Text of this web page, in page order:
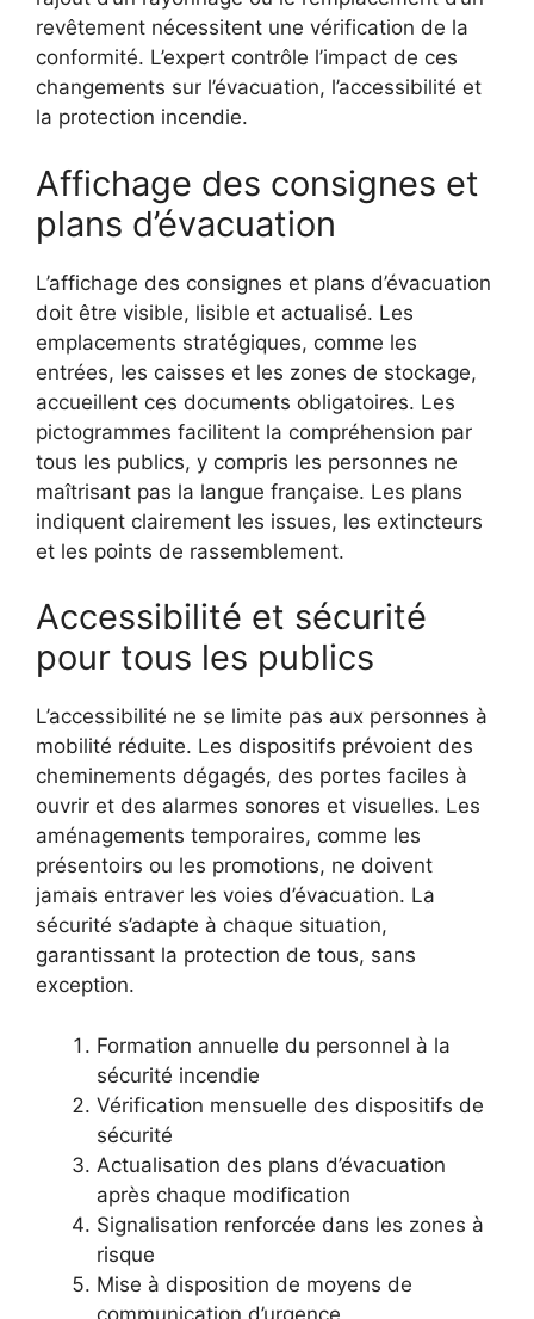
revêtement nécessitent une vérification de la
conformité. L’expert contrôle l’impact de ces
changements sur l’évacuation, l’accessibilité et
la protection incendie.
Affichage des consignes et
plans d’évacuation
L’affichage des consignes et plans d’évacuation
doit être visible, lisible et actualisé. Les
emplacements stratégiques, comme les
entrées, les caisses et les zones de stockage,
accueillent ces documents obligatoires. Les
pictogrammes facilitent la compréhension par
tous les publics, y compris les personnes ne
maîtrisant pas la langue française. Les plans
indiquent clairement les issues, les extincteurs
et les points de rassemblement.
Accessibilité et sécurité
pour tous les publics
L’accessibilité ne se limite pas aux personnes à
mobilité réduite. Les dispositifs prévoient des
cheminements dégagés, des portes faciles à
ouvrir et des alarmes sonores et visuelles. Les
aménagements temporaires, comme les
présentoirs ou les promotions, ne doivent
jamais entraver les voies d’évacuation. La
sécurité s’adapte à chaque situation,
garantissant la protection de tous, sans
exception.
Formation annuelle du personnel à la
sécurité incendie
Vérification mensuelle des dispositifs de
sécurité
Actualisation des plans d’évacuation
après chaque modification
Signalisation renforcée dans les zones à
risque
Mise à disposition de moyens de
communication d’urgence